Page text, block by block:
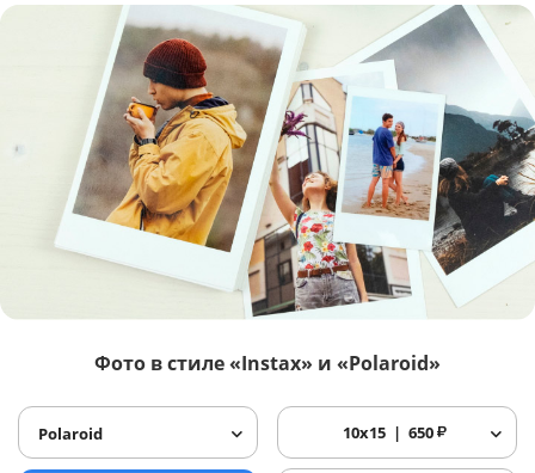
Фото в стиле «Instax» и «Polaroid»
Polaroid 10x15 650₽